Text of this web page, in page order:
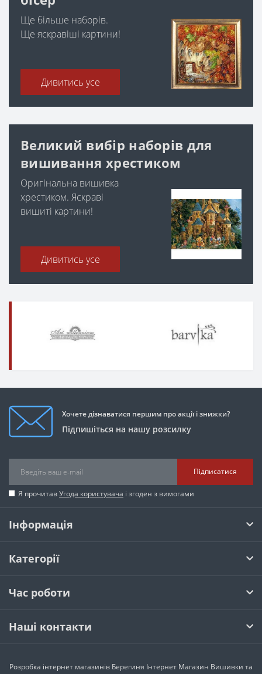
Ще більше наборів.
Ще яскравіші картини!
Дивитись усе
Великий вибір наборів для
вишивання хрестиком
Оригінальна вишивка
хрестиком. Яскраві
вишиті картини!
Дивитись усе
Хочете дізнаватися першим про акції і знижки?
Підпишіться на нашу розсилку
Підписатися
Я прочитавУгода користувача і згоден з вимогами
Інформація
Категорії
Час роботи
Наші контакти
Розробка інтернет магазинів Берегиня Інтернет Магазин Вишивки та